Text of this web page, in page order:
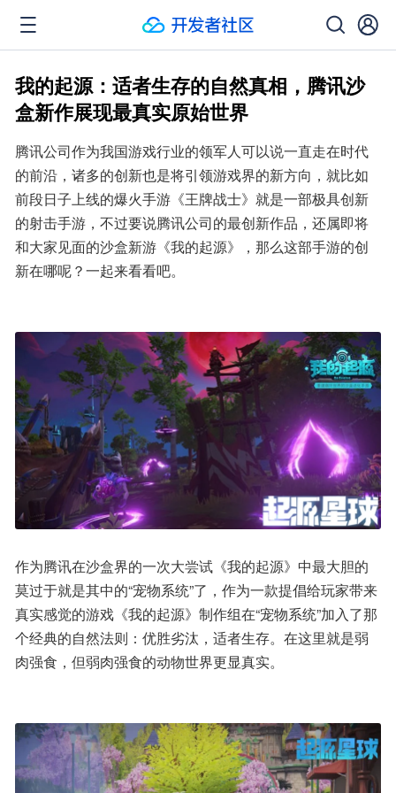
我的起源：适者生存的自然真相，腾讯沙
盒新作展现最真实原始世界
腾讯公司作为我国游戏行业的领军人可以说一直走在时代
的前沿，诸多的创新也是将引领游戏界的新方向，就比如
前段日子上线的爆火手游《王牌战士》就是一部极具创新
的射击手游，不过要说腾讯公司的最创新作品，还属即将
和大家见面的沙盒新游《我的起源》，那么这部手游的创
新在哪呢？一起来看看吧。
作为腾讯在沙盒界的一次大尝试《我的起源》中最大胆的
莫过于就是其中的“宠物系统”了，作为一款提倡给玩家带来
真实感觉的游戏《我的起源》制作组在“宠物系统”加入了那
个经典的自然法则：优胜劣汰，适者生存。在这里就是弱
肉强食，但弱肉强食的动物世界更显真实。